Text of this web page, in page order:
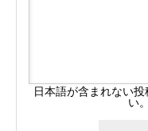
日本語が含まれない
い